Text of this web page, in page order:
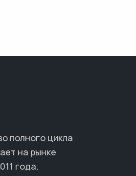
полного цикла
на рынке
года.